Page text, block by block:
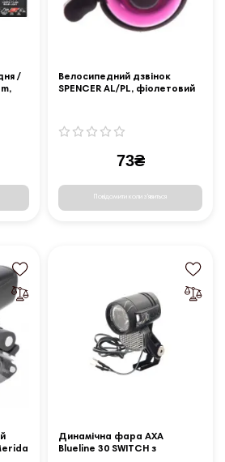
/
Велосипедний дзвінок
SPENCER AL/PL, фіолетовий
73₴
Повідомити коли з'явиться
Динамічна фара AXA
Blueline 30 SWITCH з